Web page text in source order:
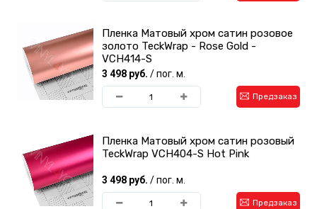
Пленка Матовый хром сатин розовое
золото TeckWrap - Rose Gold -
VCH414-S
3 498 руб. / пог. м.
Предзаказ
Пленка Матовый хром сатин розовый
TeckWrap VCH404-S Hot Pink
3 498 руб. / пог. м.
Предзаказ